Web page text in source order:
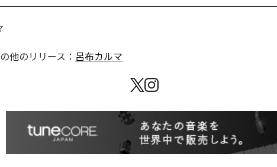
の他のリリース： 呂布カルマ